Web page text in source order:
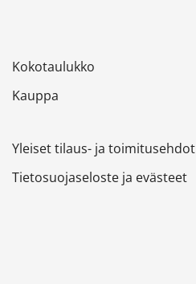
Kokotaulukko
Kauppa
Yleiset tilaus- ja toimitusehdot
Tietosuojaseloste ja evästeet